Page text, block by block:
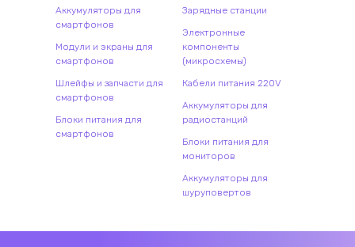
Аккумуляторы для
смартфонов
Модули и экраны для
смартфонов
Шлейфы и запчасти для
смартфонов
Блоки питания для
смартфонов
Зарядные станции
Электронные
компоненты
(микросхемы)
Кабели питания 220V
Аккумуляторы для
радиостанций
Блоки питания для
мониторов
Аккумуляторы для
шуруповертов